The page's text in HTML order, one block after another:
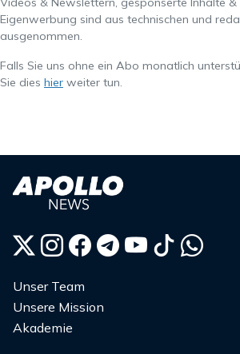
Eigenwerbung sind aus technischen und
ausgenommen.
Falls Sie uns ohne ein Abo monatlich
Sie dies hier weiter tun.
Unser Team
Unsere Mission
Akademie